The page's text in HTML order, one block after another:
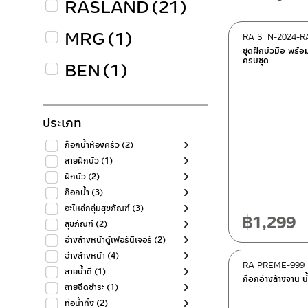
ชุดฝักบัวมือ พร้อม
ครบชุด
RA STN-2024-
฿1,299
ก๊อกอ่างล้างจาน
RA PREME-999
RASLAND(21)
MRG(1)
BEN(1)
ประเภท
ก๊อกน้ำห้องครัว (2)
สายฝักบัว (1)
ฝักบัว (2)
ก๊อกน้ำ (3)
อะไหล่กลุ่มสุขภัณฑ์ (3)
สุขภัณฑ์ (2)
อ่างล้างหน้าตู้เฟอร์นิเจอร์ (2)
อ่างล้างหน้า (4)
สายน้ำดี (1)
สายฉีดชำระ (1)
ท่อน้ำทิ้ง (2)